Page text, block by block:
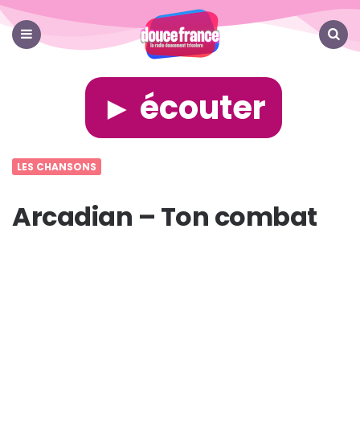
France
► écouter
LES CHANSONS
Arcadian – Ton combat